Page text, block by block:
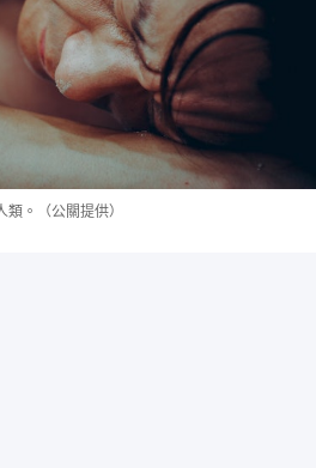
。（公關提供）